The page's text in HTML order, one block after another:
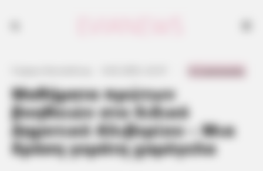
Μαθήματα πρώτων
βοηθειών στο Ειδικό
Δημοτικό Αλιβερίου – Μια
δράση γεμάτη χαμόγελα